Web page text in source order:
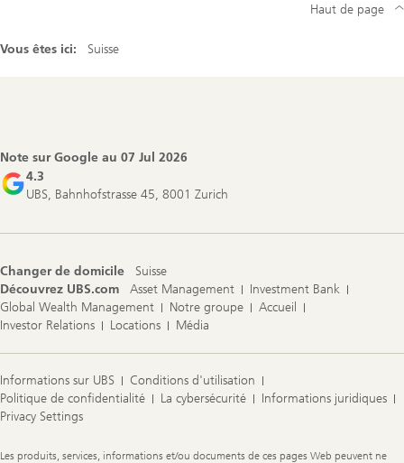
Vous êtes ici: Suisse
Haut de page
Note sur Google au 07 Jul 2026
4.3
UBS, Bahnhofstrasse 45, 8001 Zurich
Changer de domicile
Suisse
Découvrez UBS.com
Asset Management
Investment Bank
Global Wealth Management
Notre groupe
Accueil
Investor Relations
Locations Média
Informations sur UBS
Conditions d'utilisation
Politique de confidentialité
La cybersécurité
Informations juridiques
Privacy Settings
Legal
Les produits, services, informations et/ou documents de ces pages Web peuvent ne